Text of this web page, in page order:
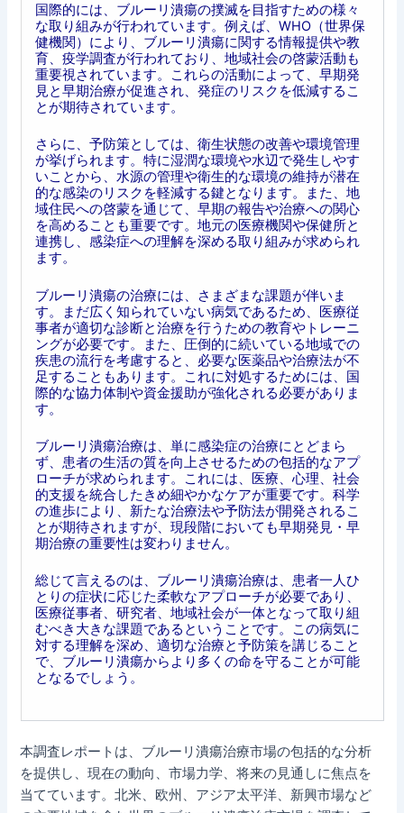
国際的には、ブルーリ潰瘍の撲滅を目指すための様々
な取り組みが行われています。例えば、WHO（世界保
健機関）により、ブルーリ潰瘍に関する情報提供や教
育、疫学調査が行われており、地域社会の啓蒙活動も
重要視されています。これらの活動によって、早期発
見と早期治療が促進され、発症のリスクを低減するこ
とが期待されています。
さらに、予防策としては、衛生状態の改善や環境管理
が挙げられます。特に湿潤な環境や水辺で発生しやす
いことから、水源の管理や衛生的な環境の維持が潜在
的な感染のリスクを軽減する鍵となります。また、地
域住民への啓蒙を通じて、早期の報告や治療への関心
を高めることも重要です。地元の医療機関や保健所と
連携し、感染症への理解を深める取り組みが求められ
ます。
ブルーリ潰瘍の治療には、さまざまな課題が伴いま
す。まだ広く知られていない病気であるため、医療従
事者が適切な診断と治療を行うための教育やトレーニ
ングが必要です。また、圧倒的に続いている地域での
疾患の流行を考慮すると、必要な医薬品や治療法が不
足することもあります。これに対処するためには、国
際的な協力体制や資金援助が強化される必要がありま
す。
ブルーリ潰瘍治療は、単に感染症の治療にとどまら
ず、患者の生活の質を向上させるための包括的なアプ
ローチが求められます。これには、医療、心理、社会
的支援を統合したきめ細やかなケアが重要です。科学
の進歩により、新たな治療法や予防法が開発されるこ
とが期待されますが、現段階においても早期発見・早
期治療の重要性は変わりません。
総じて言えるのは、ブルーリ潰瘍治療は、患者一人ひ
とりの症状に応じた柔軟なアプローチが必要であり、
医療従事者、研究者、地域社会が一体となって取り組
むべき大きな課題であるということです。この病気に
対する理解を深め、適切な治療と予防策を講じること
で、ブルーリ潰瘍からより多くの命を守ることが可能
となるでしょう。
本調査レポートは、ブルーリ潰瘍治療市場の包括的な分析
を提供し、現在の動向、市場力学、将来の見通しに焦点を
当てています。北米、欧州、アジア太平洋、新興市場など